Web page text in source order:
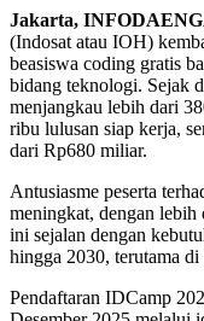
Jakarta,
(Indosat atau IOH)
beasiswa coding gratis
bidang teknologi. Sejak
menjangkau lebih dari
ribu lulusan siap kerja,
dari Rp680 miliar.
Antusiasme peserta
meningkat, dengan
ini sejalan dengan
hingga 2030, terutama
Pendaftaran IDCamp